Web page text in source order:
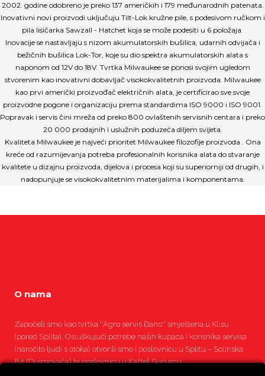
2002. godine odobreno je preko 137 američkih i 179 međunarodnih patenata.
Inovativni novi proizvodi uključuju Tilt-Lok kružne pile, s podesivom ručkom i
pila lisičarka Sawzall - Hatchet koja se može podesiti u 6 položaja.
Inovacije se nastavljaju s nizom akumulatorskih bušilica, udarnih odvijača i
bežičnih bušilica Lok-Tor, koje su dio spektra akumulatorskih alata s
naponom od 12V do 18V. Tvrtka Milwaukee se ponosi svojim ugledom
stvorenim kao inovativni dobavljač visokokvalitetnih proizvoda. Milwaukee
kao prvi američki proizvođač električnih alata, je certificirao sve svoje
proizvodne pogone i organizaciju prema standardima ISO 9000 i ISO 9001.
Popravak i servis čini mreža od preko 800 ovlaštenih servisnih centara i preko
20 000 prodajnih i uslužnih poduzeća diljem svijeta.
Kvaliteta Milwaukee je najveći prioritet Milwaukee filozofije proizvoda . Ona
kreće od razumijevanja potreba profesionalnih korisnika alata do stvaranje
kvalitete u dizajnu proizvoda, dijelova i procesa koji su superiorniji od drugih, i
nadopunjuje se visokokvalitetnim materijalima i komponentama.
O nama
Započeli smo kao tvrtka ''Agro servis Đano'' smještena u Klisu
(pored Splita). Osluškujući potrebe naših kupaca i korisnika servisa
(naročito ljudi s otoka) otvorili smo i poslovnicu u Splitu – Solinska
84 (Dujmovača) te poslovnicu u Kaštel Sućurcu.